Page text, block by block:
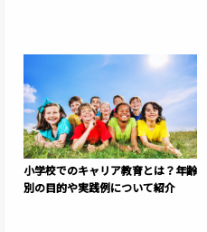
小学校でのキャリア教育とは？年齢
別の目的や実践例について紹介